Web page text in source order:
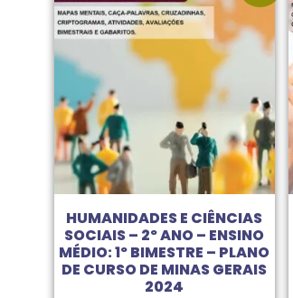
HUMANIDADES E CIÊNCIAS
SOCIAIS – 2º ANO – ENSINO
MÉDIO: 1º BIMESTRE – PLANO
DE CURSO DE MINAS GERAIS
2024